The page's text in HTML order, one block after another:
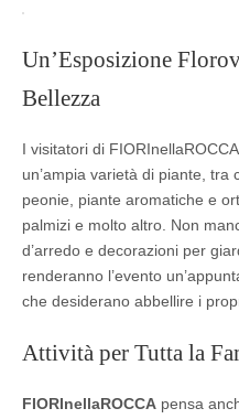
Un’Esposizione
Bellezza
I visitatori di
un’ampia varietà di piante, tra
peonie, piante aromatiche e
palmizi e molto altro. Non
d’arredo e decorazioni per
renderanno l’evento
che desiderano abbellire i
Attività per Tutta la
FIORInellaROCCA pensa